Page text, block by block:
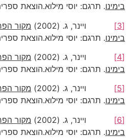
בימינו. תרגם: יוסי מילוא.הוצאת ספרים
[3]
ויינר, ג. (2002)
מקור
בימינו. תרגם: יוסי מילוא.הוצאת ספרים
[4]
ויינר, ג. (2002)
מקור
בימינו. תרגם: יוסי מילוא.הוצאת
[5]
ויינר, ג. (2002)
מקור
בימינו. תרגם: יוסי מילוא.הוצאת
[6]
ויינר, ג. (2002)
מקור
בימינו. תרגם: יוסי מילוא.הוצאת ספרים